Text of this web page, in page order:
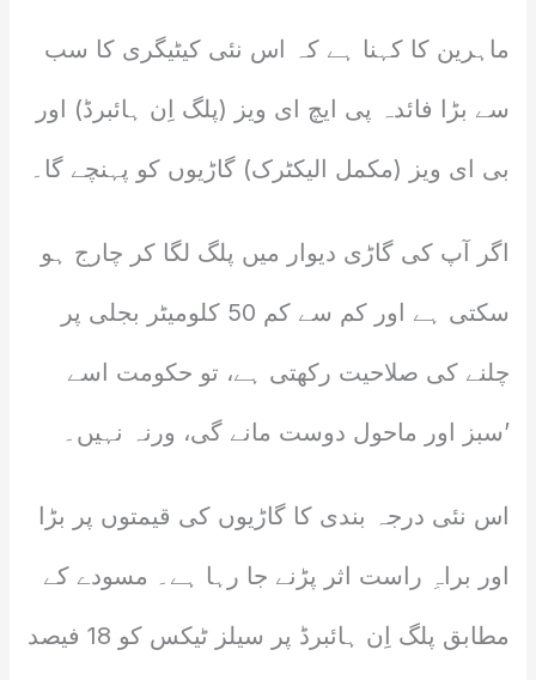
ماہرین کا کہنا ہے کہ اس نئی کیٹیگری کا سب
سے بڑا فائدہ پی ایچ ای ویز (پلگ اِن ہائبرڈ) اور
بی ای ویز (مکمل الیکٹرک) گاڑیوں کو پہنچے گا۔
اگر آپ کی گاڑی دیوار میں پلگ لگا کر چارج ہو
سکتی ہے اور کم سے کم 50 کلومیٹر بجلی پر
چلنے کی صلاحیت رکھتی ہے، تو حکومت اسے
’سبز اور ماحول دوست مانے گی، ورنہ نہیں۔
اس نئی درجہ بندی کا گاڑیوں کی قیمتوں پر بڑا
اور براہِ راست اثر پڑنے جا رہا ہے۔ مسودے کے
مطابق پلگ اِن ہائبرڈ پر سیلز ٹیکس کو 18 فیصد